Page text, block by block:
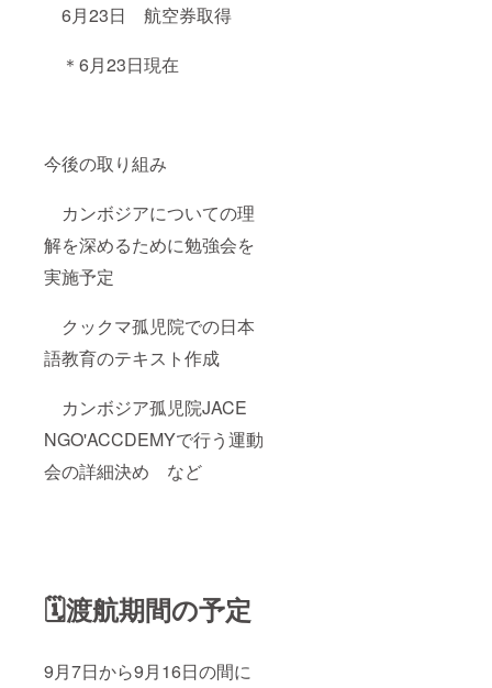
6月23日 航空券取得
＊6月23日現在
今後の取り組み
カンボジアについての理
解を深めるために勉強会を
実施予定
クックマ孤児院での日本
語教育のテキスト作成
カンボジア孤児院JACE
NGO'ACCDEMYで行う運動
会の詳細決め など
🗓️渡航期間の予定
9月7日から9月16日の間に